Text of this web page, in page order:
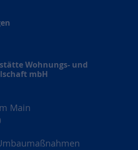
Wohnungs- und
mbH
Main